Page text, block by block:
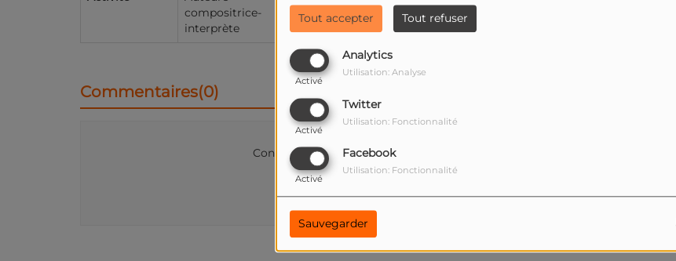
Tout accepter Tout refuser
Analytics
Activé
Utilisation: Analyse
Twitter
Activé
Utilisation: Fonctionnalité
Facebook
Activé
Utilisation: Fonctionnalité
Sauvegarder
compositrice-
interprète
Commentaires(0)
Connectez-vous pour commenter cet article